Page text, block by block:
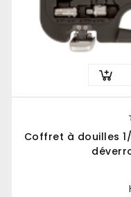
Coffret à douilles